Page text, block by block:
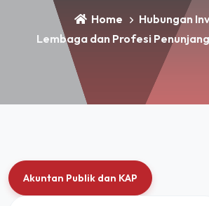
Home
Hubungan
Lembaga dan Profesi
Akuntan Publik dan KAP